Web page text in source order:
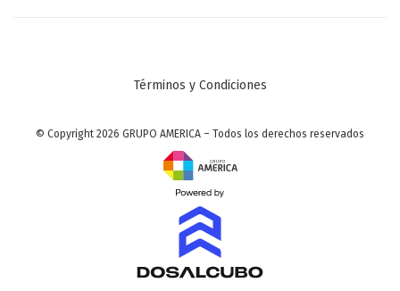
Términos y Condiciones
© Copyright 2026 GRUPO AMERICA – Todos los derechos reservados